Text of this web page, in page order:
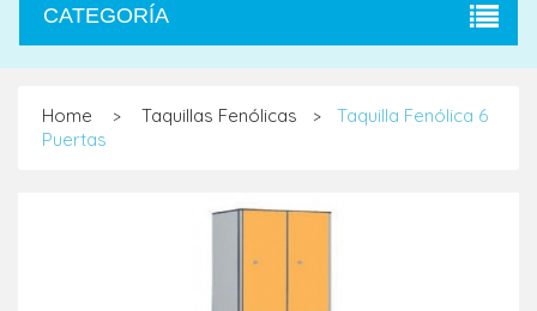
CATEGORÍA
Home > Taquillas Fenólicas >
Taquilla Fenólica 6
Puertas